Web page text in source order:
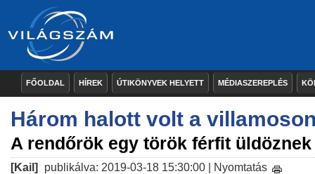
FŐOLDAL HÍREK ÚTIKÖNYVEK HELYETT MÉDIASZEREPLÉS
Három halott volt a
A rendőrök egy török férfit
[Kail] publikálva: 2019-03-18 15:30:00 | Nyomtatás